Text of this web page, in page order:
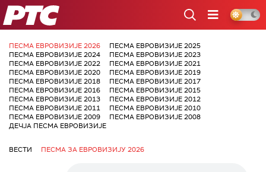
РТС
ПЕСМА ЕВРОВИЗИЈЕ 2026
ПЕСМА ЕВРОВИЗИЈЕ 2025
ПЕСМА ЕВРОВИЗИЈЕ 2024
ПЕСМА ЕВРОВИЗИЈЕ 2023
ПЕСМА ЕВРОВИЗИЈЕ 2022
ПЕСМА ЕВРОВИЗИЈЕ 2021
ПЕСМА ЕВРОВИЗИЈЕ 2020
ПЕСМА ЕВРОВИЗИЈЕ 2019
ПЕСМА ЕВРОВИЗИЈЕ 2018
ПЕСМА ЕВРОВИЗИЈЕ 2017
ПЕСМА ЕВРОВИЗИЈЕ 2016
ПЕСМА ЕВРОВИЗИЈЕ 2015
ПЕСМА ЕВРОВИЗИЈЕ 2013
ПЕСМА ЕВРОВИЗИЈЕ 2012
ПЕСМА ЕВРОВИЗИЈЕ 2011
ПЕСМА ЕВРОВИЗИЈЕ 2010
ПЕСМА ЕВРОВИЗИЈЕ 2009
ПЕСМА ЕВРОВИЗИЈЕ 2008
ДЕЧЈА ПЕСМА ЕВРОВИЗИЈЕ
ВЕСТИ ПЕСМА ЗА ЕВРОВИЗИЈУ 2026